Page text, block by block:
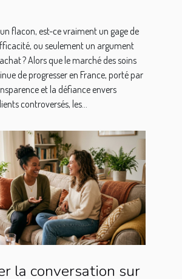
flacon, est-ce vraiment un gage de
ou seulement un argument
? Alors que le marché des soins
de progresser en France, porté par
et la défiance envers
controversés, les...
la conversation sur